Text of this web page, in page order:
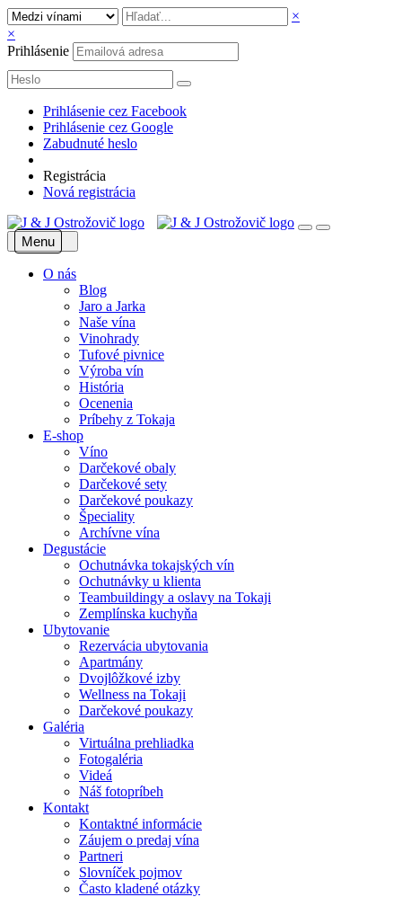
×
×
Prihlásenie
Prihlásenie cez Facebook
Prihlásenie cez Google
Zabudnuté heslo
Registrácia
Nová registrácia
Menu
O nás
Blog
Jaro a Jarka
Naše vína
Vinohrady
Tufové pivnice
Výroba vín
História
Ocenenia
Príbehy z Tokaja
E-shop
Víno
Darčekové obaly
Darčekové sety
Darčekové poukazy
Špeciality
Archívne vína
Degustácie
Ochutnávka tokajských vín
Ochutnávky u klienta
Teambuildingy a oslavy na Tokaji
Zemplínska kuchyňa
Ubytovanie
Rezervácia ubytovania
Apartmány
Dvojlôžkové izby
Wellness na Tokaji
Darčekové poukazy
Galéria
Virtuálna prehliadka
Fotogaléria
Videá
Náš fotopríbeh
Kontakt
Kontaktné informácie
Záujem o predaj vína
Partneri
Slovníček pojmov
Často kladené otázky